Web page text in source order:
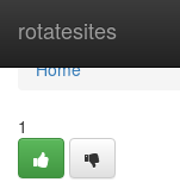
rotatesites
Home
Home
1